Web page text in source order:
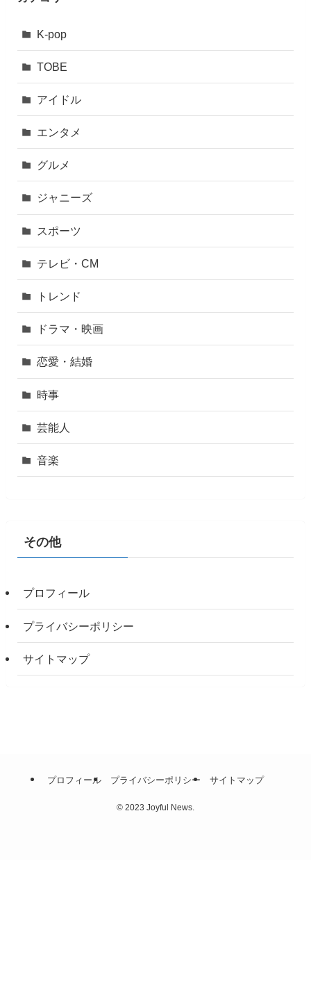
K-pop
TOBE
アイドル
エンタメ
グルメ
ジャニーズ
スポーツ
テレビ・CM
トレンド
ドラマ・映画
恋愛・結婚
時事
芸能人
音楽
その他
プロフィール
プライバシーポリシー
サイトマップ
プロフィール プライバシーポリシー サイトマップ
© 2023 Joyful News.